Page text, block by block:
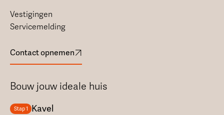
Vestigingen
Servicemelding
Contact opnemen
Bouw jouw ideale huis
Stap 1 Kavel